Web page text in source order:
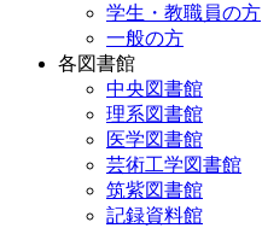
学生・教職員の方
一般の方
各図書館
中央図書館
理系図書館
医学図書館
芸術工学図書館
筑紫図書館
記録資料館